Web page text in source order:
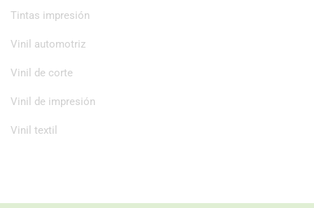
Tintas impresión
Vinil automotriz
Vinil de corte
Vinil de impresión
Vinil textil